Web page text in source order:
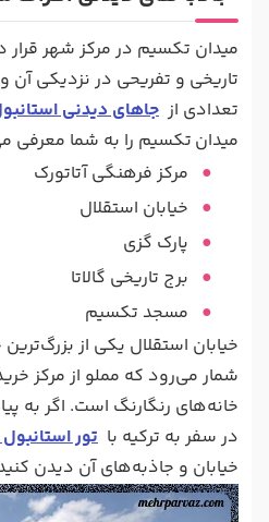
میدان تکسیم در مرکز شهر قرار
تاریخی و تفریحی در نزدیکی آن
تعدادی از جاهای دیدنی
میدان تکسیم را به شما معرفی
مرکز فرهنگی آتاتورک
خیابان استقلال
پارک گزی
برج تاریخی گالاتا
مسجد تکسیم
خیابان استقلال یکی از
شمار می‌رود که مملو از مرکز
خانه‌های رنگارنگ است. اگر به
در سفر به ترکیه با تور
خیابان و جاذبه‌های آن دیدن